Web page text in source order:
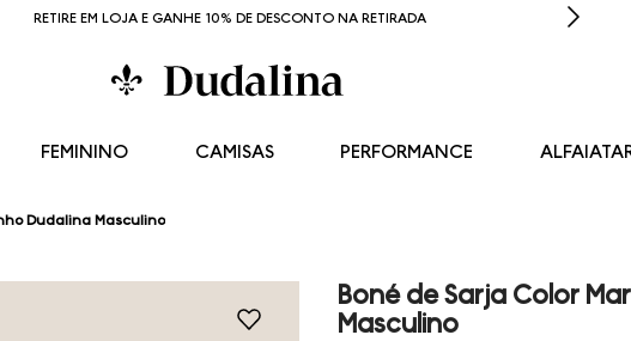
RETIRE EM LOJA E GANHE 10% DE DESCONTO NA RETIRADA
FEMININO CAMISAS PERFORMANCE
Dudalina Masculino
Boné de Sarja Color
Masculino